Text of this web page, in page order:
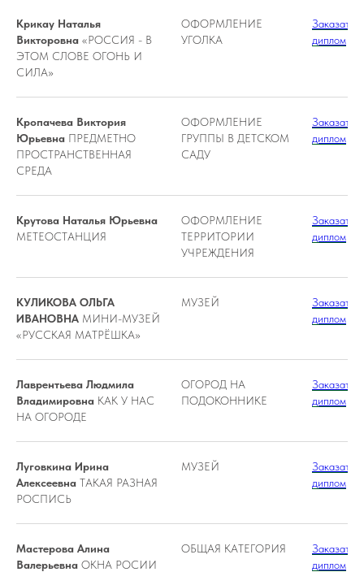
Крикау Наталья
Викторовна «РОССИЯ - В
ЭТОМ СЛОВЕ ОГОНЬ И
СИЛА»
ОФОРМЛЕНИЕ
УГОЛКА
Заказать
диплом
Кропачева Виктория
Юрьевна ПРЕДМЕТНО
ПРОСТРАНСТВЕННАЯ
СРЕДА
ОФОРМЛЕНИЕ
ГРУППЫ В ДЕТСКОМ
САДУ
Заказать
диплом
Крутова Наталья Юрьевна
МЕТЕОСТАНЦИЯ
ОФОРМЛЕНИЕ
ТЕРРИТОРИИ
УЧРЕЖДЕНИЯ
Заказать
диплом
КУЛИКОВА ОЛЬГА
ИВАНОВНА МИНИ-МУЗЕЙ
«РУССКАЯ МАТРËШКА»
МУЗЕЙ
Заказать
диплом
Лаврентьева Людмила
Владимировна КАК У НАС
НА ОГОРОДЕ
ОГОРОД НА
ПОДОКОННИКЕ
Заказать
диплом
Луговкина Ирина
Алексеевна ТАКАЯ РАЗНАЯ
РОСПИСЬ
МУЗЕЙ
Заказать
диплом
Мастерова Алина
Валерьевна ОКНА РОСИИ
ОБЩАЯ КАТЕГОРИЯ
Заказать
диплом